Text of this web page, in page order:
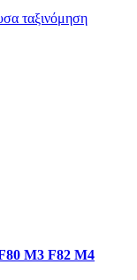
ταξινόμηση
M3 F82 M4